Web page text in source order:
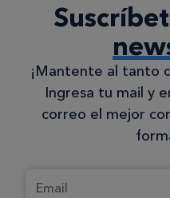
¡Mantente al tanto
Ingresa tu mail y
correo el mejor